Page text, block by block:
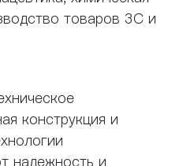
товаров 3C и
конструкция и
надежность и